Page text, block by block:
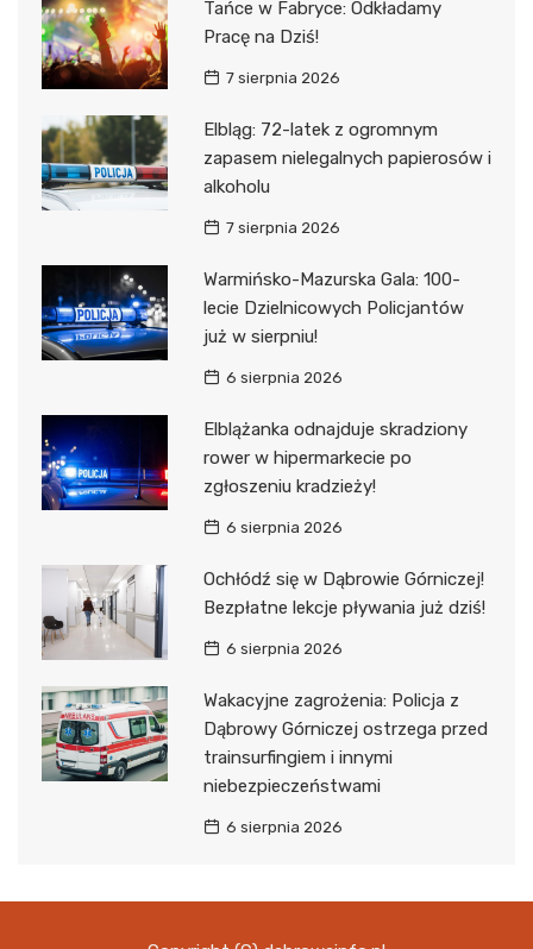
Tańce w Fabryce: Odkładamy
Pracę na Dziś!
7 sierpnia 2026
Elbląg: 72-latek z ogromnym
zapasem nielegalnych papierosów i
alkoholu
7 sierpnia 2026
Warmińsko-Mazurska Gala: 100-
lecie Dzielnicowych Policjantów
już w sierpniu!
6 sierpnia 2026
Elblążanka odnajduje skradziony
rower w hipermarkecie po
zgłoszeniu kradzieży!
6 sierpnia 2026
Ochłódź się w Dąbrowie Górniczej!
Bezpłatne lekcje pływania już dziś!
6 sierpnia 2026
Wakacyjne zagrożenia: Policja z
Dąbrowy Górniczej ostrzega przed
trainsurfingiem i innymi
niebezpieczeństwami
6 sierpnia 2026